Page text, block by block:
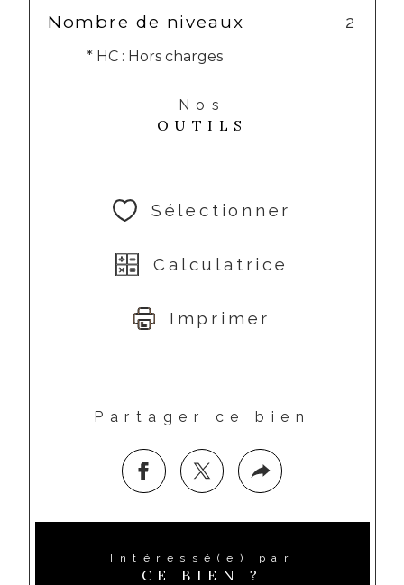
Nombre de niveaux 2
* HC : Hors charges
Nos
OUTILS
Sélectionner
Calculatrice
Imprimer
Partager ce bien
Intéressé(e) par
CE BIEN ?